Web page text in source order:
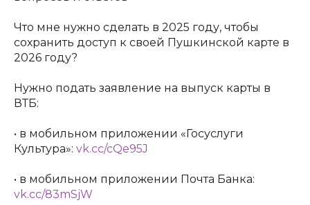
Что мне нужно сделать в 2025 году, чтобы
сохранить доступ к своей Пушкинской карте в
2026 году?
Нужно подать заявление на выпуск карты в
ВТБ:
• в мобильном приложении «Госуслуги
Культура»: vk.cc/cQe95J
• в мобильном приложении Почта Банка:
vk.cc/83mSjW